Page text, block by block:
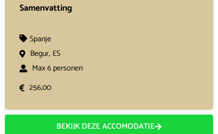
Samenvatting
Spanje
Begur, ES
Max 6 personen
256,00
BEKIJK DEZE ACCOMODATIE